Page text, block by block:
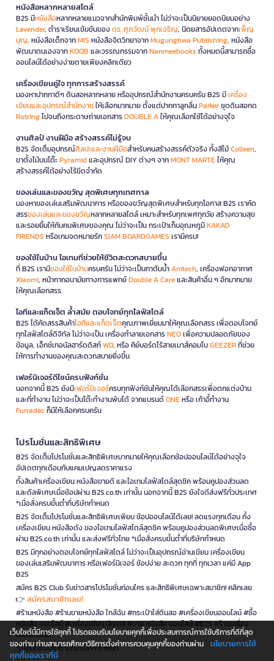
หนังสือหลากหลายสไตล์
B2S มีหนังสือหลากหลายแนวจากสำนักพิมพ์ชั้นนำ ไม่ว่าจะเป็นนิยายยอดนิยมอย่าง
Lavender, ตำราเรียนเข้มข้นของดร. ศุภวัฒน์ พุกเจริญ, นิตยสารอัปเดตจากเพ็ญ
บุญ, หนังสือเด็กจากMIS หนังสือจิตวิทยาจากMugunghwa Publishing, หนังสือ
พัฒนาตนเองจากKOOB และวรรณกรรมจากNanmeebooks ทั้งหมดนี้สามารถซื้อ
ออนไลน์ได้อย่างง่ายดายเพียงคลิกเดียว
เครื่องเขียนคู่ใจ ทุกการสร้างสรรค์
มองหาปากกาดีๆ ดินสอหลากหลาย หรืออุปกรณ์สำนักงานครบครัน B2S มีเครื่อง
เขียนและอุปกรณ์สำนักงานให้เลือกมากมาย ตั้งแต่ปากกาลูกลื่นParkerชุดดินสอกด
Rotringไปจนถึงกระดาษถ่ายเอกสารDOUBLE Aให้คุณเลือกใช้ได้อย่างจุใจ
งานศิลป์ งานฝีมือ สร้างสรรค์ไม่รู้จบ
B2S จัดเต็มอุปกรณ์ศิลปะและงานฝีมือสำหรับคนสร้างสรรค์ตัวจริง ทั้งสีไม้Colleen,
ขาตั้งไม้บนโต๊ะPyramidและอุปกรณ์ DIY ต่างๆ จากMONT MARTEให้คุณ
สร้างสรรค์ได้อย่างไร้ขีดจำกัด
ของเล่นและของขวัญ สุดพิเศษทุกเทศกาล
มองหาของเล่นเสริมพัฒนาการ หรือของขวัญสุดพิเศษสำหรับทุกโอกาส B2S เราคัด
สรรของเล่นและของขวัญหลากหลายสไตล์ เหมาะสำหรับทุกเพศทุกวัย สร้างความสุข
และรอยยิ้มให้กับคนพิเศษของคุณ ไม่ว่าจะเป็น กระเป๋าเก็บอุณหภูมิKAKAO
FRIENDS หรือเกมจดหมายรักSIAM BOARDGAMES เรามีครบ!
ของใช้ในบ้าน ไอเทมที่ช่วยให้ชีวิตสะดวกสบายขึ้น
ที่ B2S เรามีของใช้ในบ้านครบครัน ไม่ว่าจะเป็นกาต้มน้ำAnitech, เครื่องฟอกอากาศ
Xiaomi, หน้ากากอนามัยทางการแพทย์Double A Careและสินค้าอื่น ๆ อีกมากมาย
ให้คุณเลือกสรร
ไอทีและแก็ดเจ็ต ล้ำสมัย ตอบโจทย์ทุกไลฟ์สไตล์
B2S ได้คัดสรรสินค้าไอทีและแก็ดเจ็ตคุณภาพเยี่ยมมาให้คุณเลือกสรร เพื่อตอบโจทย์
ทุกไลฟ์สไตล์ดิจิทัล ไม่ว่าจะเป็น เครื่องทำลายเอกสารNEOเพื่อความปลอดภัยของ
ข้อมูล, เอ็กซ์เทอนัลฮาร์ดดิสก์WD, หรือ คีย์บอร์ดไร้สายเมาส์คอมโบGEEZERที่ช่วย
ให้การทำงานของคุณสะดวกสบายยิ่งขึ้น
เฟอร์นิเจอร์ดีไซน์ครบฟังก์ชั่น
นอกจากนี้ B2S ยังมีเฟอร์นิเจอร์ครบทุกฟังก์ชันให้คุณได้เลือกสรรเพื่อตกแต่งบ้าน
และที่ทำงาน ไม่ว่าจะเป็นโต๊ะทำงานพับได้ จากแบรนด์ONEหรือ เก้าอี้ทำงาน
Furradecก็มีให้เลือกครบครัน
โปรโมชั่นและสิทธิพิเศษ
B2S จัดเต็มโปรโมชั่นและสิทธิพิเศษมากมายให้คุณเลือกช้อปออนไลน์ได้อย่างจุใจ
อัปเดตทุกเดือนกับแคมเปญลดราคาแรง
ทั้งสินค้าเครื่องเขียน หนังสือขายดี และไอเทมไลฟ์สไตล์สุดชิค พร้อมคูปองส่วนลด
และดีลพิเศษเมื่อช้อปผ่าน B2S.co.th เท่านั้น นอกจากนี้ B2S ยังใจดีส่งฟรีทั่วประเทศ
*เมื่อสั่งครบขั้นต่ำที่บริษัทกำหนด
B2S จัดเต็มโปรโมชั่นและสิทธิพิเศษเพียบ ช้อปออนไลน์ได้เลย! ลดแรงทุกเดือน ทั้ง
เครื่องเขียน หนังสือดัง ของไอเทมไลฟ์สไตล์สุดชิค พร้อมคูปองส่วนลดพิเศษเมื่อซื้อ
ผ่าน B2S.co.th เท่านั้น และส่งฟรีทั่วไทย *เมื่อสั่งครบขั้นต่ำที่บริษัทกำหนด
B2S มีทุกอย่างตอบโจทย์ทุกไลฟ์สไตล์ ไม่ว่าจะเป็นอุปกรณ์อ่านเขียน เครื่องเขียน
ของเล่นเสริมพัฒนาการ หรือเฟอร์นิเจอร์ ช้อปง่าย สะดวก ทุกที่ ทุกเวลา แค่มี App
B2S
สมัคร B2S Club รับข่าวสารโปรโมชั่นก่อนใคร และสิทธิพิเศษเฉพาะสมาชิก! คลิกเลย
👉 สมัครสมาชิกเลย!
#ร้านหนังสือ #ร้านขายหนังสือ ใกล้ฉัน #กระเป๋าใส่ดินสอ #เครื่องเขียนออนไลน์ #ซื้อ
หนังสือ ออนไลน์ #เครื่องเขียน บีทูเอส #ขาย หนังสือ ออนไลน์ #B2S #ร้านเครื่อง
เขียนใกล้ฉัน
*เงื่อนไขเป็นไปตามที่บริษัทฯ กำหนด
เว็บไซต์นี้มีการใช้คุกกี้ โปรดยอมรับนโยบายคุกกี้เพื่อประสบการณ์การใช้บริการที่ดีที่สุด
ของท่าน ท่านสามารถศึกษาวิธีการตั้งค่าการควบคุมคุกกี้ของท่านผ่าน
นโยบายการใช้
คุกกี้ของเราที่นี่